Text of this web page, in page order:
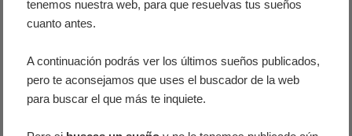
tenemos nuestra web, para que resuelvas tus sueños
cuanto antes.
A continuación podrás ver los últimos sueños publicados,
pero te aconsejamos que uses el buscador de la web
para buscar el que más te inquiete.